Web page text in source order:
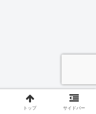
トップ サイドバー